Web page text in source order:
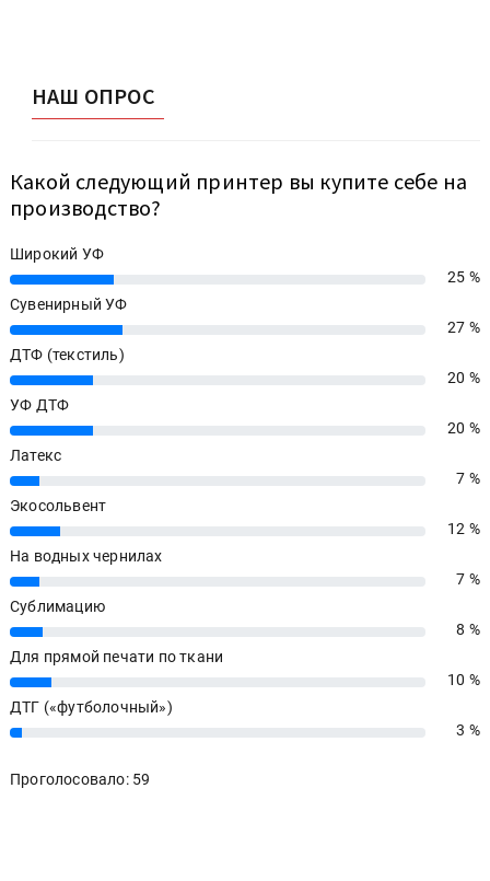
НАШ ОПРОС
Какой следующий принтер вы купите себе на
производство?
Широкий УФ
25%
25 %
Сувенирный УФ
27%
27 %
ДТФ (текстиль)
20%
20 %
УФ ДТФ
20%
20 %
Латекс
7%
7 %
Экосольвент
12%
12 %
На водных чернилах
7%
7 %
Сублимацию
8%
8 %
Для прямой печати по ткани
10%
10 %
ДТГ («футболочный»)
3% 3 %
Проголосовало: 59